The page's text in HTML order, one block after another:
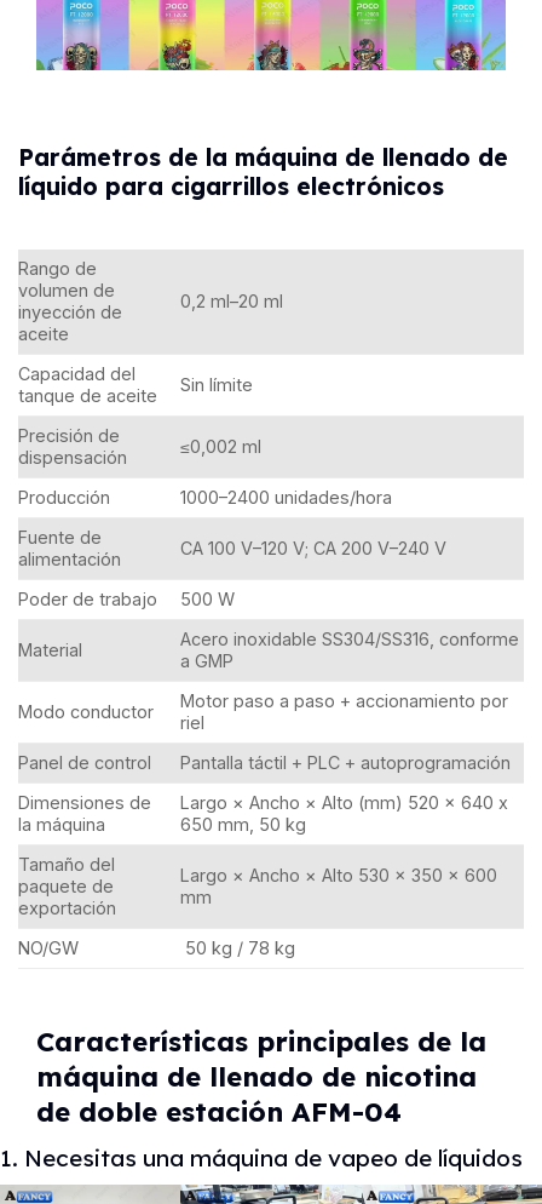
Parámetros de la máquina de llenado de
líquido para cigarrillos electrónicos
Rango de
volumen de
inyección de
aceite
0,2 ml–20 ml
Capacidad del
tanque de aceite
Sin límite
Precisión de
dispensación
≤0,002 ml
Producción
1000–2400 unidades/hora
Fuente de
alimentación
CA 100 V–120 V; CA 200 V–240 V
Poder de trabajo 500 W
Material
Acero inoxidable SS304/SS316, conforme
a GMP
Modo conductor
Motor paso a paso + accionamiento por
riel
Panel de control
Pantalla táctil + PLC + autoprogramación
Dimensiones de
la máquina
Largo × Ancho × Alto (mm) 520 x 640 x
650 mm, 50 kg
Tamaño del
paquete de
exportación
Largo × Ancho × Alto 530 × 350 × 600
mm
NO/GW 50 kg / 78 kg
Características principales de la
máquina de llenado de nicotina
de doble estación AFM-04
1. Necesitas una máquina de vapeo de líquidos